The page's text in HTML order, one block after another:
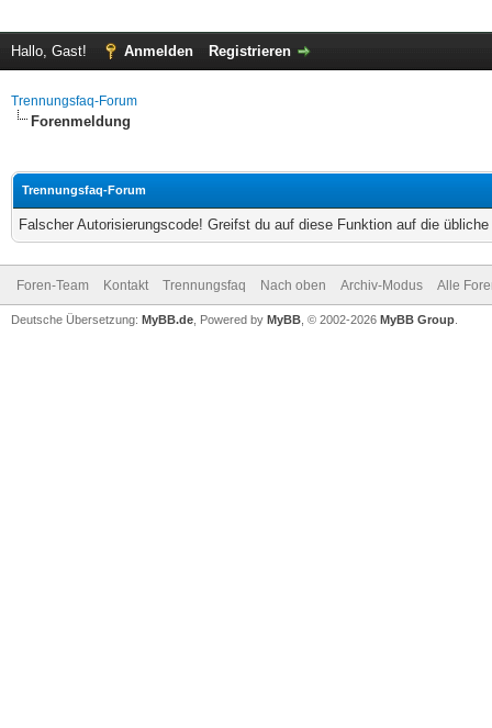
Hallo, Gast! Anmelden Registrieren
Trennungsfaq-Forum
Forenmeldung
Trennungsfaq-Forum
Falscher Autorisierungscode! Greifst du auf diese Funktion auf die
Foren-Team Kontakt Trennungsfaq Nach oben Archiv-Modus Alle
Deutsche Übersetzung: MyBB.de , Powered by MyBB , © 2002-2026 MyBB Group